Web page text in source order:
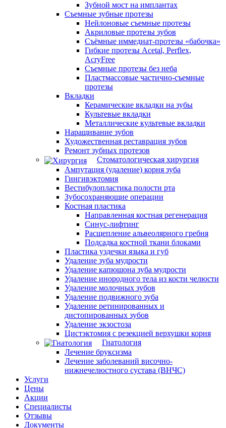
Зубной мост на имплантах
Съемные зубные протезы
Нейлоновые съемные протезы
Акриловые протезы зубов
Съёмные иммедиат‑протезы «бабочка»
Гибкие протезы Acetal, Perflex,
AcryFree
Съемные протезы без неба
Пластмассовые частично-съемные
протезы
Вкладки
Керамические вкладки на зубы
Культевые вкладки
Металлические культевые вкладки
Наращивание зубов
Художественная реставрация зубов
Ремонт зубных протезов
Стоматологическая хирургия
Ампутация (удаление) корня зуба
Гингивэктомия
Вестибулопластика полости рта
Зубосохраняющие операции
Костная пластика
Направленная костная регенерация
Синус-лифтинг
Расщепление альвеолярного гребня
Подсадка костной ткани блоками
Пластика уздечки языка и губ
Удаление зуба мудрости
Удаление капюшона зуба мудрости
Удаление инородного тела из кости челюсти
Удаление молочных зубов
Удаление подвижного зуба
Удаление ретинированных и
дистопированных зубов
Удаление экзостоза
Цистэктомия с резекцией верхушки корня
Гнатология
Лечение бруксизма
Лечение заболеваний височно-
нижнечелюстного сустава (ВНЧС)
Услуги
Цены
Акции
Специалисты
Отзывы
Документы